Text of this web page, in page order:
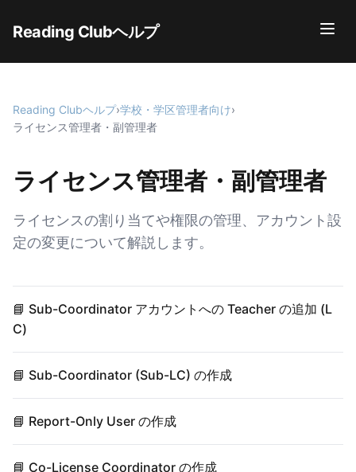
Reading Clubヘルプ
Reading Clubヘルプ›学校・学区管理者向け›
ライセンス管理者・副管理者
ライセンス管理者・副管理者
ライセンスの割り当てや権限の管理、アカウント設
定の変更について解説します。
📘 Sub-Coordinator アカウントへの Teacher の追加 (L
C)
📘 Sub-Coordinator (Sub-LC) の作成
📘 Report-Only User の作成
📘 Co-License Coordinator の作成